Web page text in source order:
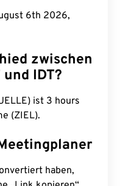
6th 2026,
zwischen
IDT?
ist 3 hours
(ZIEL).
haben,